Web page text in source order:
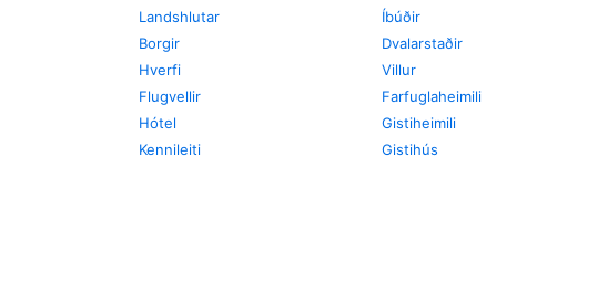
Landshlutar
Borgir
Hverfi
Flugvellir
Hótel
Kennileiti
Íbúðir
Dvalarstaðir
Villur
Farfuglaheimili
Gistiheimili
Gistihús